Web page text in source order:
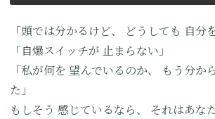
「頭では分かるけど、 どうしても 自分
「自爆スイッチが 止まらない」
「私が何を 望んでいるのか、
もう分か
た」
もしそう 感じているなら、 それはあな